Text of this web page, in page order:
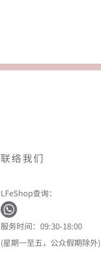
联络我们
LFeShop查询：
服务时间：09:30-18:00
(星期一至五，公众假期除外)